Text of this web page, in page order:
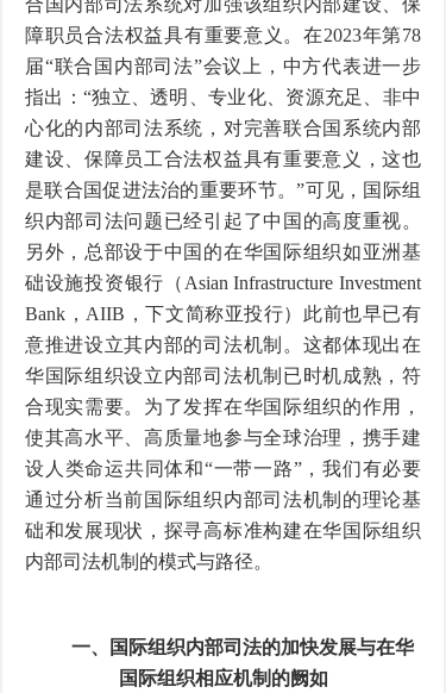
合国内部司法系统对加强该组织内部建设、保
障职员合法权益具有重要意义。在2023年第78
届“联合国内部司法”会议上，中方代表进一步
指出： “独立、透明、专业化、资源充足、非中
心化的内部司法系统，对完善联合国系统内部
建设、保障员工合法权益具有重要意义，这也
是联合国促进法治的重要环节。”可见，国际组
织内部司法问题已经引起了中国的高度重视。
另外，总部设于中国的在华国际组织如亚洲基
础设施投资银行（ Asian Infrastructure Investment
Bank ， AIIB ，下文简称亚投行）此前也早已有
意推进设立其内部的司法机制。这都体现出在
华国际组织设立内部司法机制已时机成熟，符
合现实需要。为了发挥在华国际组织的作用，
使其高水平、高质量地参与全球治理，携手建
设人类命运共同体和“一带一路”，我们有必要
通过分析当前国际组织内部司法机制的理论基
础和发展现状，探寻高标准构建在华国际组织
内部司法机制的模式与路径。
一、国际组织内部司法的加快发展与在华
国际组织相应机制的阙如